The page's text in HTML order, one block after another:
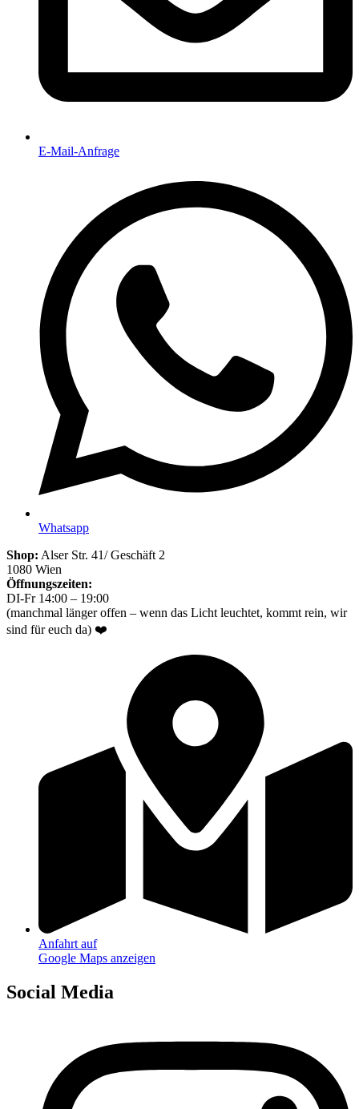
E-Mail-Anfrage
Whatsapp
Shop: Alser Str. 41/ Geschäft 2
1080 Wien
Öffnungszeiten:
DI-Fr 14:00 – 19:00
(manchmal länger offen – wenn das Licht leuchtet, kommt rein, wir
sind für euch da) ❤️
Anfahrt auf
Google Maps anzeigen
Social Media